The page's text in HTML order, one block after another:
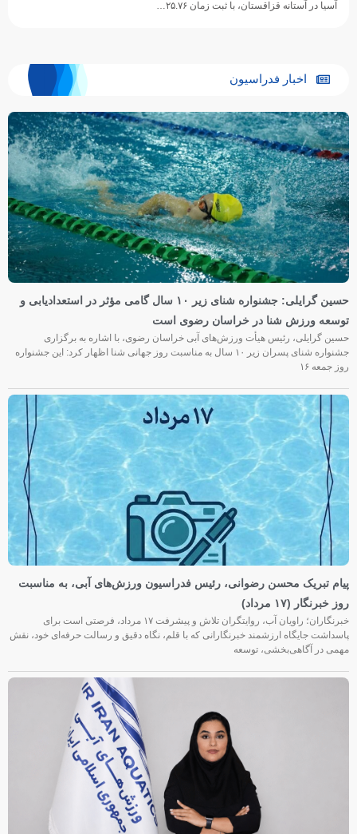
مسابقات شنای قهرمانی غرب آسیا
اخبار فدراسیون
حسین گرایلی: جشنواره شنای زیر ۱۰ سال گامی مؤثر در استعدادیابی و
توسعه ورزش شنا در خراسان رضوی است
حسین گرایلی، رئیس هیأت ورزش‌های آبی خراسان رضوی، با اشاره به برگزاری
جشنواره شنای پسران زیر ۱۰ سال به مناسبت روز جهانی شنا اظهار کرد: این جشنواره
روز جمعه‌ ۱۶
پیام تبریک محسن رضوانی، رئیس فدراسیون ورزش‌های آبی، به مناسبت
روز خبرنگار (۱۷ مرداد)
خبرنگاران؛ راویان آب، روایتگران تلاش و پیشرفت ۱۷ مرداد، فرصتی است برای
پاسداشت جایگاه ارزشمند خبرنگارانی که با قلم، نگاه دقیق و رسالت حرفه‌ای خود، نقش
مهمی در آگاهی‌بخشی، توسعه